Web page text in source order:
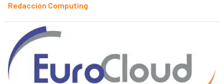
Redacción Computing